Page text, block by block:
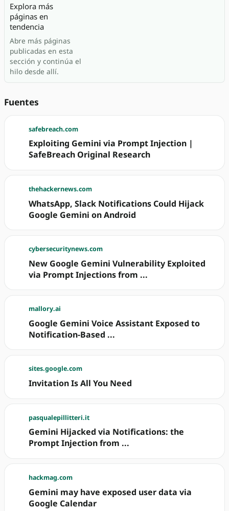
Explora más
páginas en
tendencia
Abre más páginas
publicadas en esta
sección y continúa el
hilo desde allí.
Fuentes
safebreach.com
Exploiting Gemini via Prompt Injection |
SafeBreach Original Research
thehackernews.com
WhatsApp, Slack Notifications Could Hijack
Google Gemini on Android
cybersecuritynews.com
New Google Gemini Vulnerability Exploited
via Prompt Injections from ...
mallory.ai
Google Gemini Voice Assistant Exposed to
Notification-Based ...
sites.google.com
Invitation Is All You Need
pasqualepillitteri.it
Gemini Hijacked via Notifications: the
Prompt Injection from ...
hackmag.com
Gemini may have exposed user data via
Google Calendar